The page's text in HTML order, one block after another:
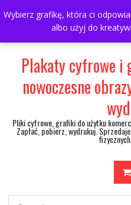
Wybierz grafikę, która ci
albo użyj do
to
697063361
Plakaty cyfrowe i
nowoczesne
Pliki cyfrowe, grafiki do użytku
Zapłać, pobierz, wydrukuj.